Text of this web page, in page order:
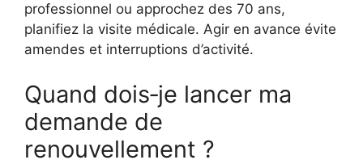
professionnel ou approchez des 70 ans,
planifiez la visite médicale. Agir en avance évite
amendes et interruptions d’activité.
Quand dois‑je lancer ma
demande de
renouvellement ?